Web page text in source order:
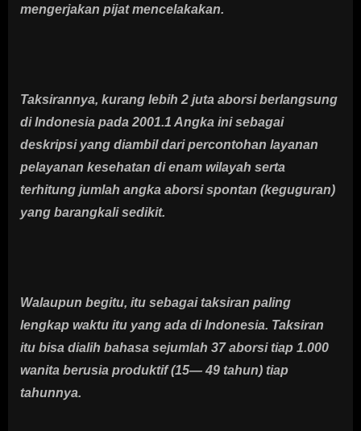
mengerjakan pijat mencelakakan.
Taksirannya, kurang lebih 2 juta aborsi berlangsung
di Indonesia pada 2001.1 Angka ini sebagai
deskripsi yang diambil dari percontohan layanan
pelayanan kesehatan di enam wilayah serta
terhitung jumlah angka aborsi spontan (keguguran)
yang barangkali sedikit.
Walaupun begitu, itu sebagai taksiran paling
lengkap waktu itu yang ada di Indonesia. Taksiran
itu bisa dialih bahasa sejumlah 37 aborsi tiap 1.000
wanita berusia produktif (15— 49 tahun) tiap
tahunnya.